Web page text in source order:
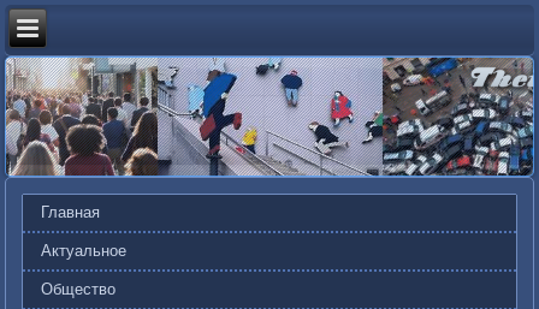
Главная
Актуальное
Общество